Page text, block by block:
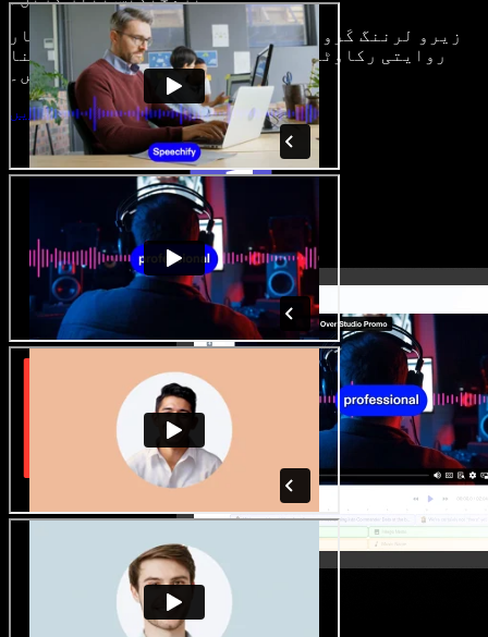
زیرو لرننگ کَرو اور سب کچھ براؤزر میں، تخلیق کار
روایتی رکاوٹیں توڑ کر اپنے خیالات کو حقیقت بنا
سکتے ہیں۔
اسٹوڈیو شروع کریں